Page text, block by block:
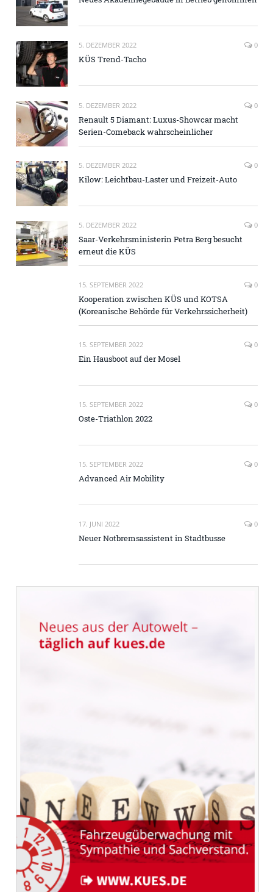
5. DEZEMBER 2022 0
KÜS Trend-Tacho
5. DEZEMBER 2022 0
Renault 5 Diamant: Luxus-Showcar macht
Serien-Comeback wahrscheinlicher
5. DEZEMBER 2022 0
Kilow: Leichtbau-Laster und Freizeit-Auto
5. DEZEMBER 2022 0
Saar-Verkehrsministerin Petra Berg besucht
erneut die KÜS
15. SEPTEMBER 2022 0
Kooperation zwischen KÜS und KOTSA
(Koreanische Behörde für Verkehrssicherheit)
15. SEPTEMBER 2022 0
Ein Hausboot auf der Mosel
15. SEPTEMBER 2022 0
Oste-Triathlon 2022
15. SEPTEMBER 2022 0
Advanced Air Mobility
17. JUNI 2022 0
Neuer Notbremsassistent in Stadtbusse